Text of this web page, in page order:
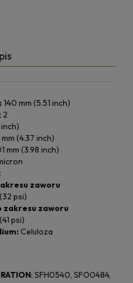
140 mm (5.51 inch)
2
inch)
mm (4.37 inch)
mm (3.98 inch)
zaworu
psi)
zakresu zaworu
psi)
Celuloza
: SFH0540, SFO0484,